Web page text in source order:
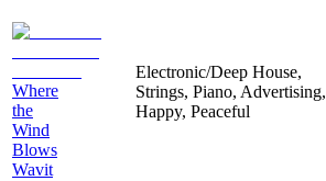
Where
the
Wind
Blows
Wavit
Electronic/Deep House,
Strings, Piano, Advertising,
Happy, Peaceful